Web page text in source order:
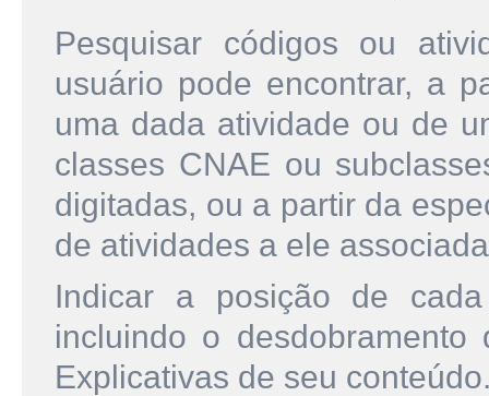
Pesquisar códigos ou
usuário pode encontrar, a
uma dada atividade ou de
classes CNAE ou
digitadas, ou a partir da
de atividades a ele
Indicar a posição de
incluindo o
Explicativas de seu